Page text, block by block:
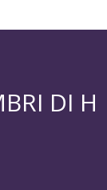
DI H